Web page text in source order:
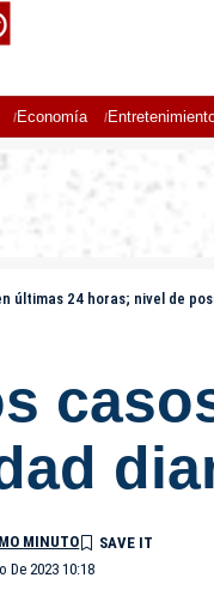
Economía
últimas 24 horas; nivel de
De 2023 10:18
MINUTO